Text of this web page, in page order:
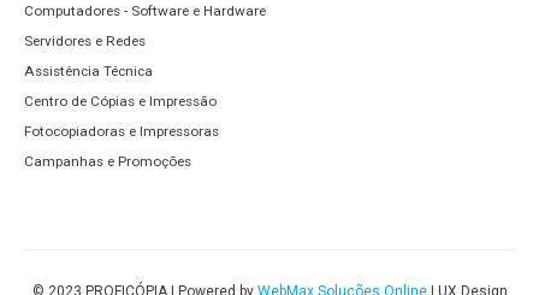
Computadores - Software e Hardware
Servidores e Redes
Assistência Técnica
Centro de Cópias e Impressão
Fotocopiadoras e Impressoras
Campanhas e Promoções
© 2023 PROFICÓPIA | Powered by WebMax Soluções Online| UX Design